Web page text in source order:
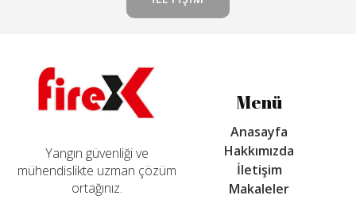
Yangın güvenliği ve
mühendislikte uzman çözüm
ortağınız.
Menü
Anasayfa
Hakkımızda
İletişim
Makaleler